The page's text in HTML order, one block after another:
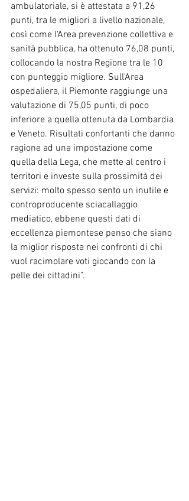
ambulatoriale, si è attestata a 91,26
punti, tra le migliori a livello nazionale,
così come l'Area prevenzione collettiva e
sanità pubblica, ha ottenuto 76,08 punti,
collocando la nostra Regione tra le 10
con punteggio migliore. Sull'Area
ospedaliera, il Piemonte raggiunge una
valutazione di 75,05 punti, di poco
inferiore a quella ottenuta da Lombardia
e Veneto. Risultati confortanti che danno
ragione ad una impostazione come
quella della Lega, che mette al centro i
territori e investe sulla prossimità dei
servizi: molto spesso sento un inutile e
controproducente sciacallaggio
mediatico, ebbene questi dati di
eccellenza piemontese penso che siano
la miglior risposta nei confronti di chi
vuol racimolare voti giocando con la
pelle dei cittadini”.